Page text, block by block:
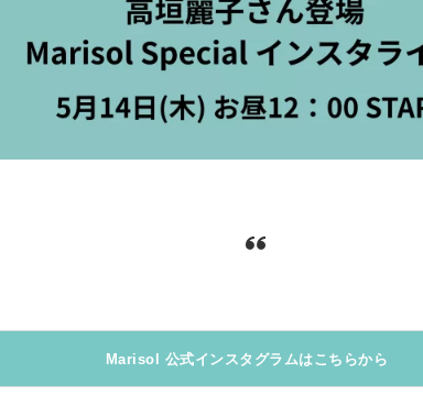
Marisol 公式インスタグラムはこちらから